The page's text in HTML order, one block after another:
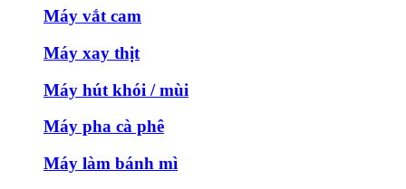
Máy vắt cam
Máy xay thịt
Máy hút khói / mùi
Máy pha cà phê
Máy làm bánh mì